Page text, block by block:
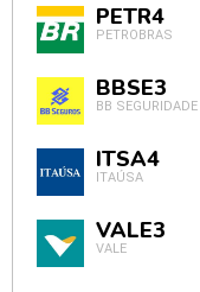
PETR4
PETROBRAS
BBSE3
BB SEGURIDADE
ITSA4
ITAÚSA
VALE3
VALE